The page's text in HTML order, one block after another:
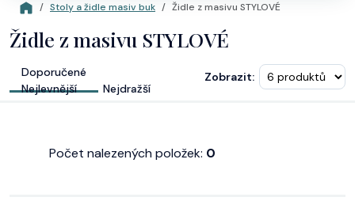
Stoly a židle masiv buk Židle z masivu STYLOVÉ
Židle z masivu STYLOVÉ
Doporučené
Nejlevnější
Nejdražší
Zobrazit:
Počet nalezených položek: 0